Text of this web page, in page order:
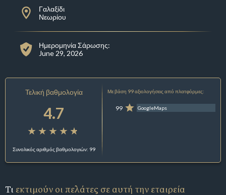
Γαλαξίδι
Νεωρίου
Ημερομηνία Σάρωσης:
June 29, 2026
Τελική βαθμολογία
4.7
Συνολικός αριθμός βαθμολογιών: 99
Με βάση 99 αξιολογήσεις από πλατφόρμες:
99 GoogleMaps
Τι εκτιμούν οι πελάτες σε αυτή την εταιρεία